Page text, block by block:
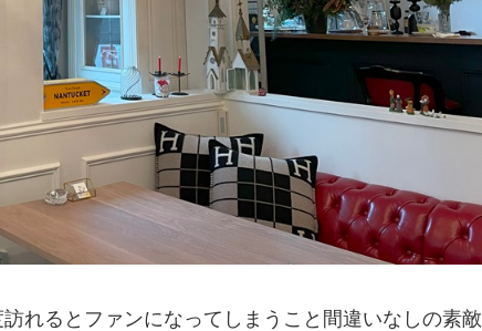
れるとファンになってしまうこと間違いなしの素敵